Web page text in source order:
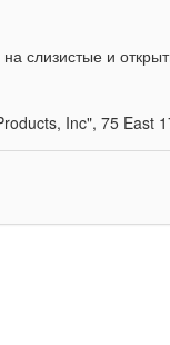
слизистые и
Inc", 75 East